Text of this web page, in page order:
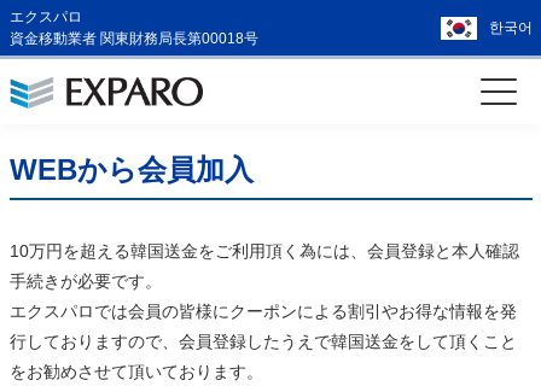
エクスパロ
資金移動業者 関東財務局長第00018号
한국어
WEBから会員加入
10万円を超える韓国送金をご利用頂く為には、会員登録と本人確認
手続きが必要です。
エクスパロでは会員の皆様にクーポンによる割引やお得な情報を発
行しておりますので、会員登録したうえで韓国送金をして頂くこと
をお勧めさせて頂いております。